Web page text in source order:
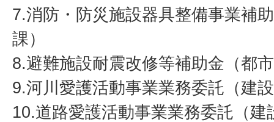
7.消防・防災施設器具整備事業補
課）
8.避難施設耐震改修等補助金（都
9.河川愛護活動事業業務委託（建
10.道路愛護活動事業業務委託（建